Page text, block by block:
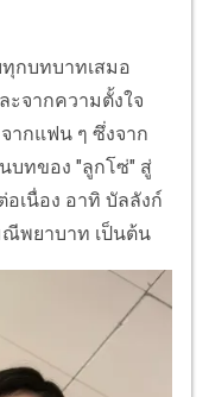
กบทบาทเสมอ
ะจากความตั้งใจ
ากแฟน ๆ ซึ่งจาก
บทของ "ลูกโซ่" สู่
อเนื่อง อาทิ บัลลังก์
ณีพยาบาท เป็นต้น